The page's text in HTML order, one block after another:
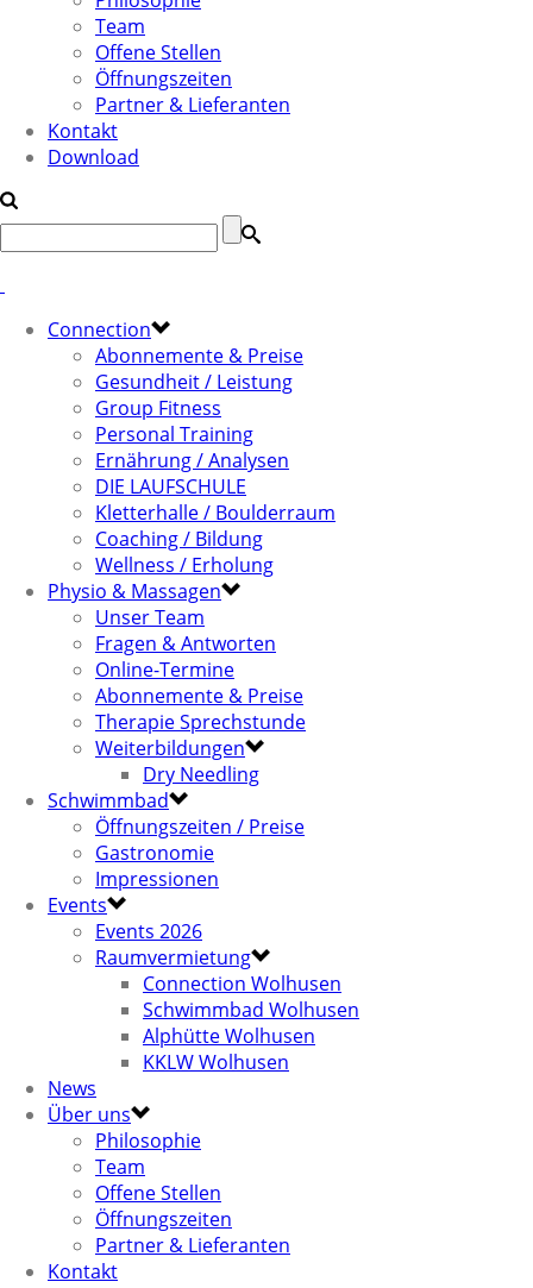
Team
Offene Stellen
Öffnungszeiten
Partner & Lieferanten
Kontakt
Download
Connection
Abonnemente & Preise
Gesundheit / Leistung
Group Fitness
Personal Training
Ernährung / Analysen
DIE LAUFSCHULE
Kletterhalle / Boulderraum
Coaching / Bildung
Wellness / Erholung
Physio & Massagen
Unser Team
Fragen & Antworten
Online-Termine
Abonnemente & Preise
Therapie Sprechstunde
Weiterbildungen
Dry Needling
Schwimmbad
Öffnungszeiten / Preise
Gastronomie
Impressionen
Events
Events 2026
Raumvermietung
Connection Wolhusen
Schwimmbad Wolhusen
Alphütte Wolhusen
KKLW Wolhusen
News
Über uns
Philosophie
Team
Offene Stellen
Öffnungszeiten
Partner & Lieferanten
Kontakt